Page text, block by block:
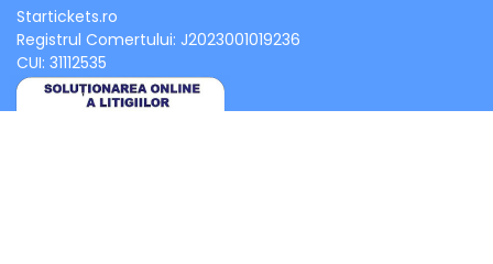
Startickets.ro
Registrul Comertului: J2023001019236
CUI: 31112535